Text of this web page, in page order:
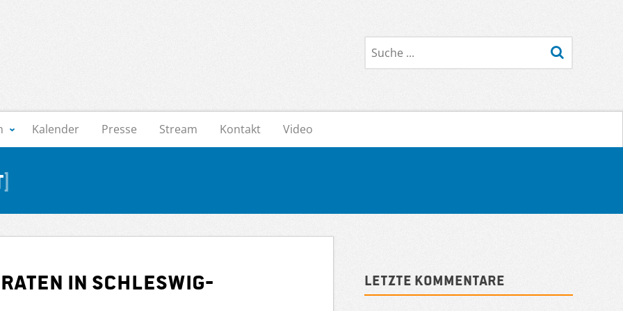
Suche
Kalender Presse Stream Kontakt Video
in Schleswig-
Letzte Kommentare